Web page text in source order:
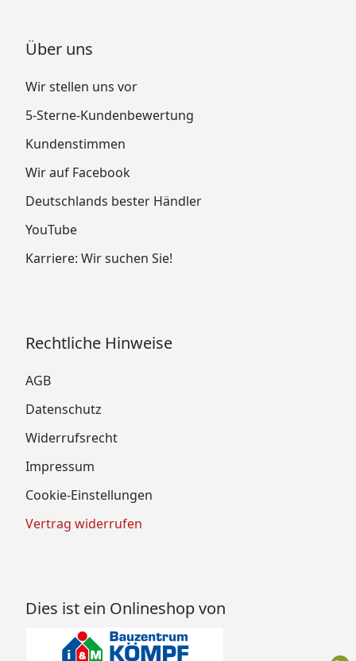
Über uns
Wir stellen uns vor
5-Sterne-Kundenbewertung
Kundenstimmen
Wir auf Facebook
Deutschlands bester Händler
YouTube
Karriere: Wir suchen Sie!
Rechtliche Hinweise
AGB
Datenschutz
Widerrufsrecht
Impressum
Cookie-Einstellungen
Vertrag widerrufen
Dies ist ein Onlineshop von